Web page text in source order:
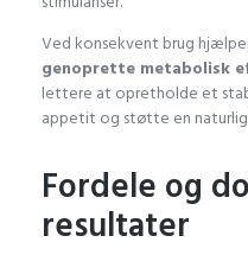
Ved konsekvent brug
genoprette metabolisk
lettere at opretholde et
appetit og støtte en
Fordele og
resultater